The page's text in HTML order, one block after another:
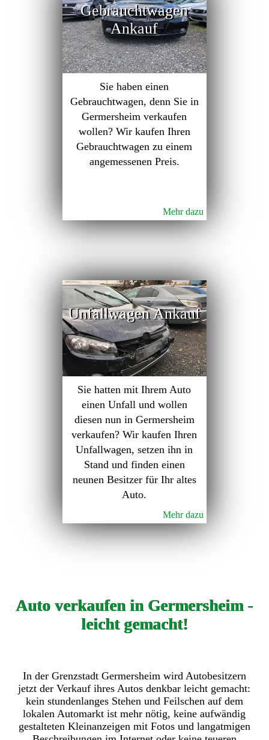
Gebrauchtwagen
Ankauf
Sie haben einen
Gebrauchtwagen, denn Sie in
Germersheim verkaufen
wollen? Wir kaufen Ihren
Gebrauchtwagen zu einem
angemessenen Preis.
Mehr dazu
Unfallwagen Ankauf
Sie hatten mit Ihrem Auto
einen Unfall und wollen
diesen nun in Germersheim
verkaufen? Wir kaufen Ihren
Unfallwagen, setzen ihn in
Stand und finden einen
neunen Besitzer für Ihr altes
Auto.
Mehr dazu
Auto verkaufen in Germersheim -
leicht gemacht!
In der Grenzstadt Germersheim wird Autobesitzern
jetzt der Verkauf ihres Autos denkbar leicht gemacht:
kein stundenlanges Stehen und Feilschen auf dem
lokalen Automarkt ist mehr nötig, keine aufwändig
gestalteten Kleinanzeigen mit Fotos und langatmigen